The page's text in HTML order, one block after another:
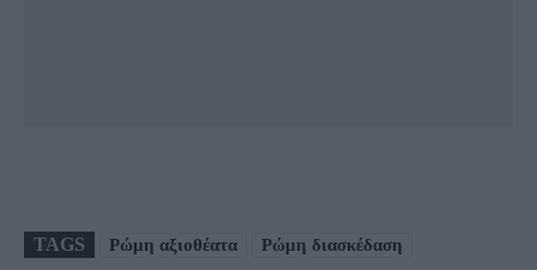
TAGS Ρώμη αξιοθέατα Ρώμη διασκέδαση